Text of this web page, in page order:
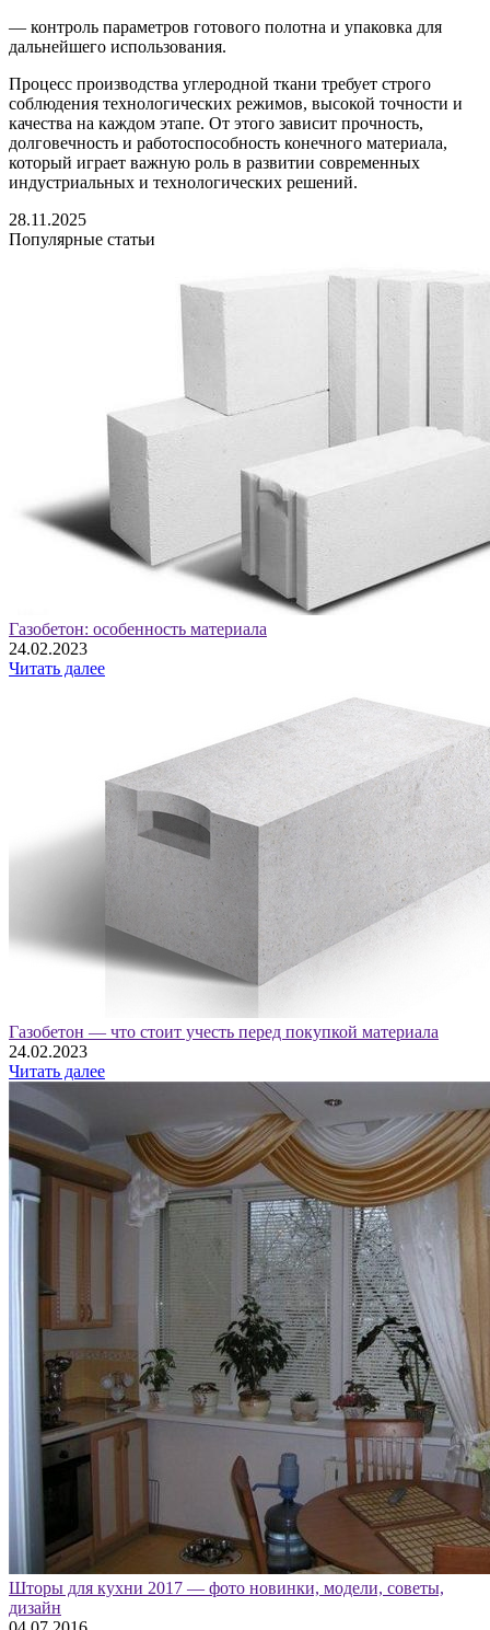
— контроль параметров готового полотна и упаковка для
дальнейшего использования.
Процесс производства углеродной ткани требует строго
соблюдения технологических режимов, высокой точности и
качества на каждом этапе. От этого зависит прочность,
долговечность и работоспособность конечного материала,
который играет важную роль в развитии современных
индустриальных и технологических решений.
28.11.2025
Популярные статьи
Газобетон: особенность материала
24.02.2023
Читать далее
Газобетон — что стоит учесть перед покупкой материала
24.02.2023
Читать далее
Шторы для кухни 2017 — фото новинки, модели, советы,
дизайн